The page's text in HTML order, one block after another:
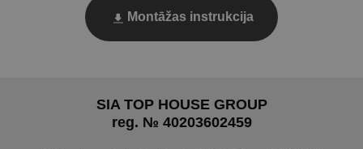
Montāžas instrukcija
SIA TOP HOUSE GROUP
reg. № 40203602459